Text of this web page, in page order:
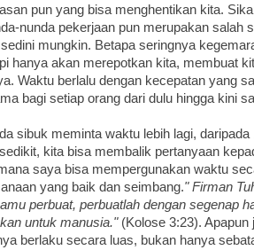
pun yang bisa menghentikan kita.
nunda pekerjaan pun merupakan salah
mungkin. Betapa seringnya
hanya akan merepotkan kita, membuat
Waktu berlalu dengan kecepatan yang
bagi setiap orang dari dulu hingga kini
sibuk meminta waktu lebih lagi,
kita bisa membalik pertanyaan
saya bisa mempergunakan waktu
yang baik dan seimbang." Firman
perbuat, perbuatlah dengan segenap
untuk manusia." (Kolose 3:23).
berlaku secara luas, bukan hanya